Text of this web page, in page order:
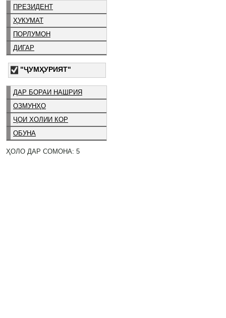
ПРЕЗИДЕНТ
ҲУКУМАТ
ПОРЛУМОН
ДИГАР
"ҶУМҲУРИЯТ"
ДАР БОРАИ НАШРИЯ
ОЗМУНҲО
ҶОИ ХОЛИИ КОР
ОБУНА
ҲОЛО ДАР СОМОНА: 5